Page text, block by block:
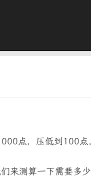
点，压低到100
来测算一下需要多